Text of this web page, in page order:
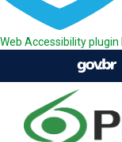
Web Accessibility plugin